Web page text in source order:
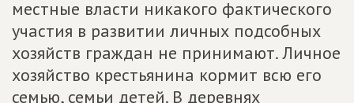
местные власти никакого фактического
участия в развитии личных подсобных
хозяйств граждан не принимают. Личное
хозяйство крестьянина кормит всю его
семью, семьи детей. В деревнях